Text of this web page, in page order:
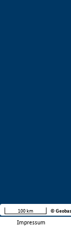
Impressum
100 km ©